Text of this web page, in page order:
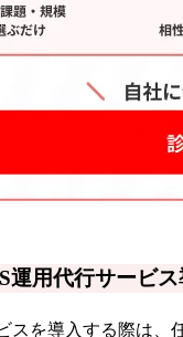
運用代行サービ
スを導入する際は、